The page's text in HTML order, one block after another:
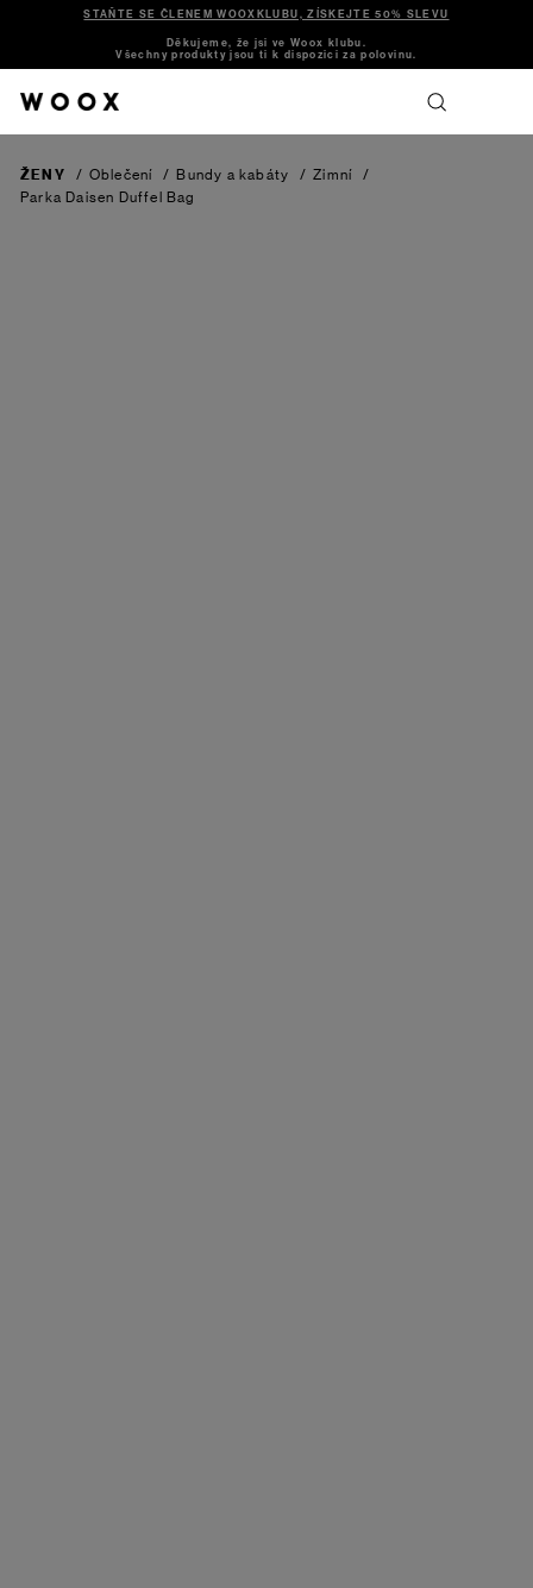
STAŇTE SE ČLENEM WOOXKLUBU, ZÍSKEJTE 50% SLEVU
Děkujeme, že jsi ve Woox klubu.
Všechny produkty jsou ti k dispozici za polovinu.
ŽENY / Oblečení / Bundy a kabáty / Zimní
/
Parka Daisen Duffel Bag